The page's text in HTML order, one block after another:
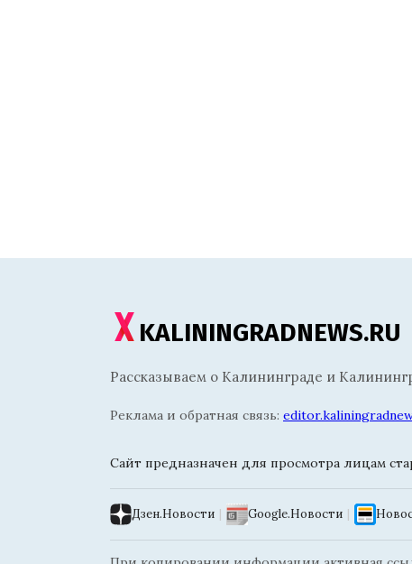
KALININGRADNEWS.RU
Рассказываем о Калининграде и
Реклама и обратная связь:
Сайт предназначен для просмотра лицам
Дзен.Новости | Google.Новости |